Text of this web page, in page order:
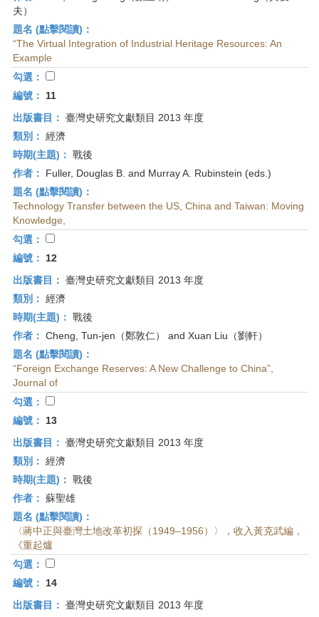
夫）
題名 (點擊閱讀)：
“The Virtual Integration of Industrial Heritage Resources: An
Example
勾選：
編號：
11
出版書目： 臺灣史研究文獻類目 2013 年度
類別： 經濟
時期(主題)： 戰後
作者：
Fuller, Douglas B. and Murray A. Rubinstein (eds.)
題名 (點擊閱讀)：
Technology Transfer between the US, China and Taiwan: Moving
Knowledge,
勾選：
編號：
12
出版書目： 臺灣史研究文獻類目 2013 年度
類別： 經濟
時期(主題)： 戰後
作者： Cheng, Tun-jen（鄭敦仁） and Xuan Liu（劉軒）
題名 (點擊閱讀)：
“Foreign Exchange Reserves: A New Challenge to China”,
Journal of
勾選：
編號：
13
出版書目： 臺灣史研究文獻類目 2013 年度
類別： 經濟
時期(主題)： 戰後
作者： 蘇聖雄
題名 (點擊閱讀)：
〈蔣中正與臺灣土地改革初探（1949–1956）〉，收入黃克武編，
《重起爐
勾選：
編號：
14
出版書目： 臺灣史研究文獻類目 2013 年度